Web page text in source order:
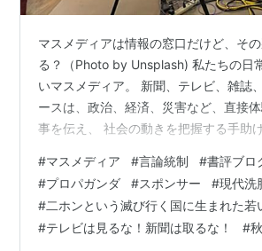
マスメディアは情報の窓口だけど、そ
る？（Photo by Unsplash) 私たちの日
いマスメディア。 新聞、テレビ、雑誌
ースは、政治、経済、災害など、直接
事を伝え、 社会の動きを把握する手助
か？」「何か隠されているのではないか
持ったことはありませんか？ マスメデ
伝達者ではなく、報道内容には意図や外
でいる場合があります。 この記事では
#マスメディア #言論統制 #書評ブロ
#プロパガンダ #スポンサー #現代洗
#二ホンという滅び行く国に生まれた若
#テレビは見るな！新聞は取るな！ #